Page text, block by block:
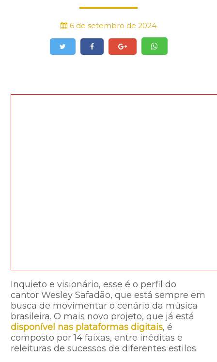
6 de setembro de 2024
Inquieto e visionário, esse é o perfil do
cantor Wesley Safadão, que está sempre em
busca de movimentar o cenário da música
brasileira. O mais novo projeto, que já está
disponível nas plataformas digitais, é
composto por 14 faixas, entre inéditas e
releituras de sucessos de diferentes estilos.